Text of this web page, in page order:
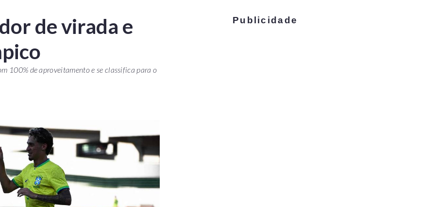
de virada e
100% de aproveitamento e se classifica para o
Publicidade